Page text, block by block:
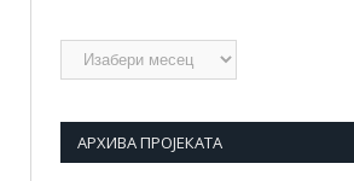
Архиве
АРХИВА ПРОЈЕКАТА